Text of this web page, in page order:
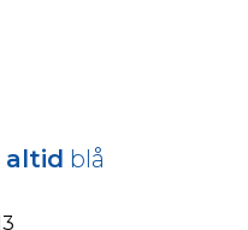
altid blå